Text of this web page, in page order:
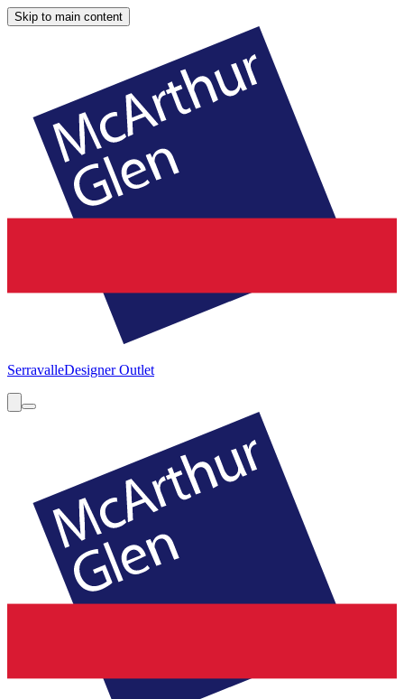
Skip to main content
SerravalleDesigner Outlet